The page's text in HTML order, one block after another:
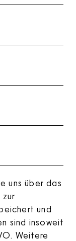
uns über das
und
sind insoweit
Weitere